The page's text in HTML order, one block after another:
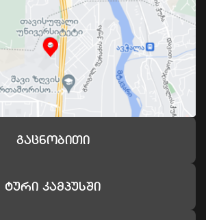
Გაცნობითი
Ტური Კამპუსში